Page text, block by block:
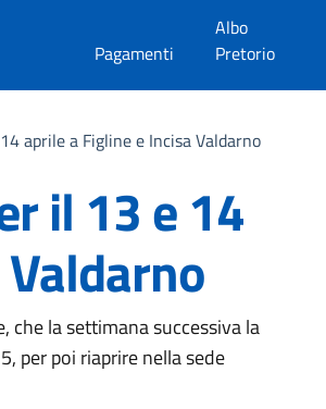
Pagamenti
Albo
Pretorio
aprile a Figline e Incisa Valdarno
il 13 e 14
che la settimana successiva la
per poi riaprire nella sede